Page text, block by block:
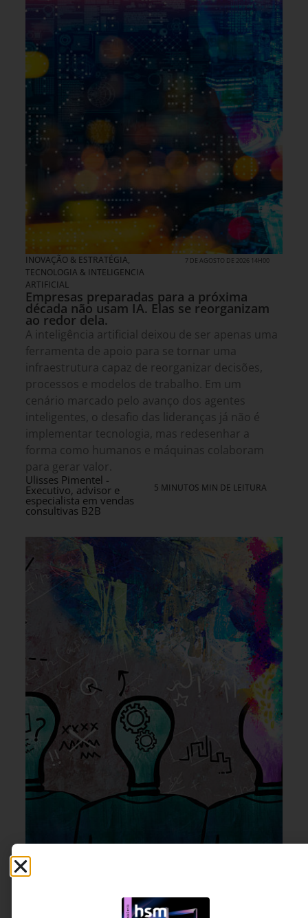
INOVAÇÃO & ESTRATÉGIA,
TECNOLOGIA & INTELIGENCIA
ARTIFICIAL
7 DE AGOSTO DE 2026 14H00
Empresas preparadas para a próxima
década não usam IA. Elas se reorganizam
ao redor dela.
A inteligência artificial deixou de ser apenas uma
ferramenta de apoio para se tornar uma
infraestrutura capaz de reorganizar decisões,
processos e modelos de trabalho. Em um
cenário marcado pelo avanço dos agentes
inteligentes, o desafio das lideranças já não é
implementar tecnologia, mas redesenhar a
forma como humanos e máquinas colaboram
para gerar valor.
Ulisses Pimentel -
Executivo, advisor e
especialista em vendas
consultivas B2B
5 MINUTOS MIN DE LEITURA
O que separa empresas inovadoras das
que apenas fazem inovação
e investimentos em inteligência artificial